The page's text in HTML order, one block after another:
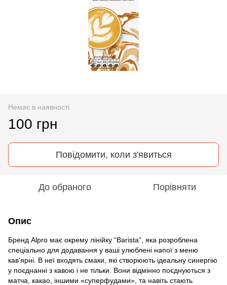
Немає в наявності
100 грн
Повідомити, коли з'явиться
До обраного Порівняти
Опис
Бренд Alpro має окрему лінійку “Barista”, яка розроблена
спеціально для додавання у ваші улюблені напої з меню
кав’ярні. В неї входять смаки, які створюють ідеальну синергію
у поєднанні з кавою і не тільки. Вони відмінно поєднуються з
матча, какао, іншими «суперфудами», та навіть стають